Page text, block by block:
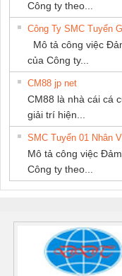
Công ty theo...
Công Ty SMC Tuyển
Mô tả công việc
của Công ty...
CM88 jp net
CM88 là nhà cái cá
giải trí hiện...
SMC Tuyển 01 Nhân
Mô tả công việc
Công ty theo...